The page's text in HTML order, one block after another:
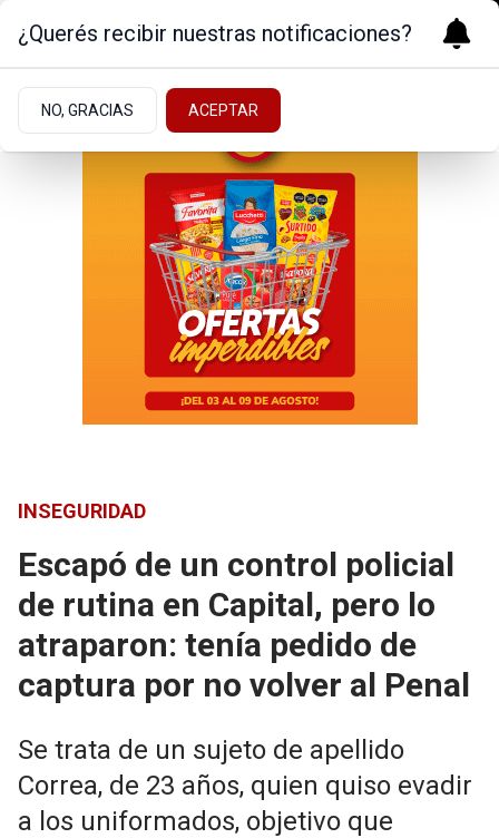
INSEGURIDAD
Escapó de un control policial
de rutina en Capital, pero lo
atraparon: tenía pedido de
captura por no volver al Penal
Se trata de un sujeto de apellido
Correa, de 23 años, quien quiso evadir
a los uniformados, objetivo que
¿Querés recibir nuestras notificaciones?
NO, GRACIAS ACEPTAR